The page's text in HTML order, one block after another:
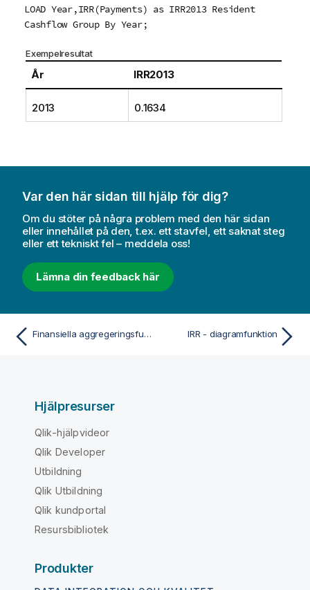
LOAD Year,IRR(Payments) as IRR2013 Resident
Cashflow Group By Year;
Exempelresultat
År IRR2013
2013 0.1634
Var den här sidan till hjälp för dig?
Om du stöter på några problem med den här sidan
eller innehållet på den, t.ex. ett stavfel, ett saknat steg
eller ett tekniskt fel – meddela oss!
Lämna din feedback här
Finansiella aggregeringsfunktioner IRR - diagramfunktion
Hjälpresurser
Qlik-hjälpvideor
Qlik Developer
Utbildning
Qlik Utbildning
Qlik kundportal
Resursbibliotek
Produkter